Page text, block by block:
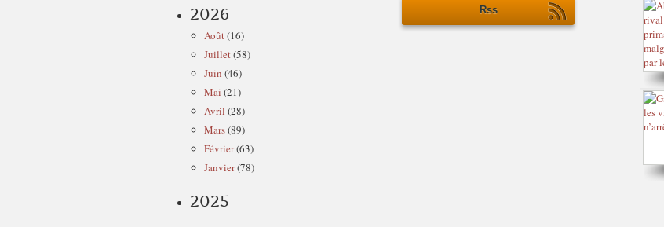
2026
Août(16)
Juillet(58)
Juin (46)
Mai (21)
Avril (28)
Mars(89)
Février(63)
Janvier(78)
2025
Rss